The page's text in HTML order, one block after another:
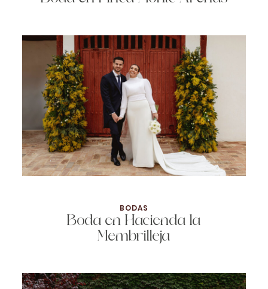
BODAS
Boda en Hacienda la
Membrilleja